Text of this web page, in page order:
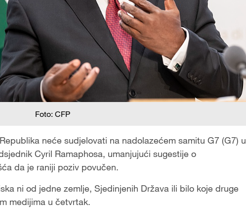
Foto: CFP
neće sudjelovati na nadolazećem samitu G7 (G7) u
Cyril Ramaphosa, umanjujući sugestije o
da je raniji poziv povučen.
ni od jedne zemlje, Sjedinjenih Država ili bilo koje druge
medijima u četvrtak.